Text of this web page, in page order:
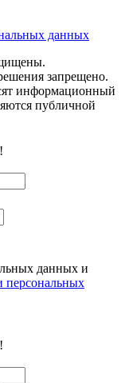
данных
запрещено.
информационный
публичной
данных и
персональных